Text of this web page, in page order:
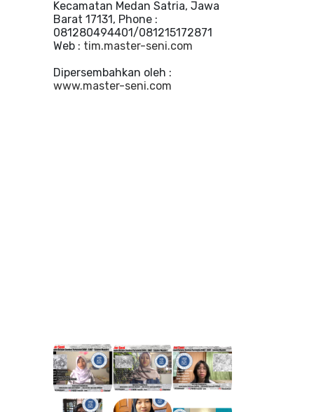
Kecamatan Medan Satria, Jawa
Barat 17131, Phone :
081280494401/081215172871
Web : tim.master-seni.com
Dipersembahkan oleh :
www.master-seni.com